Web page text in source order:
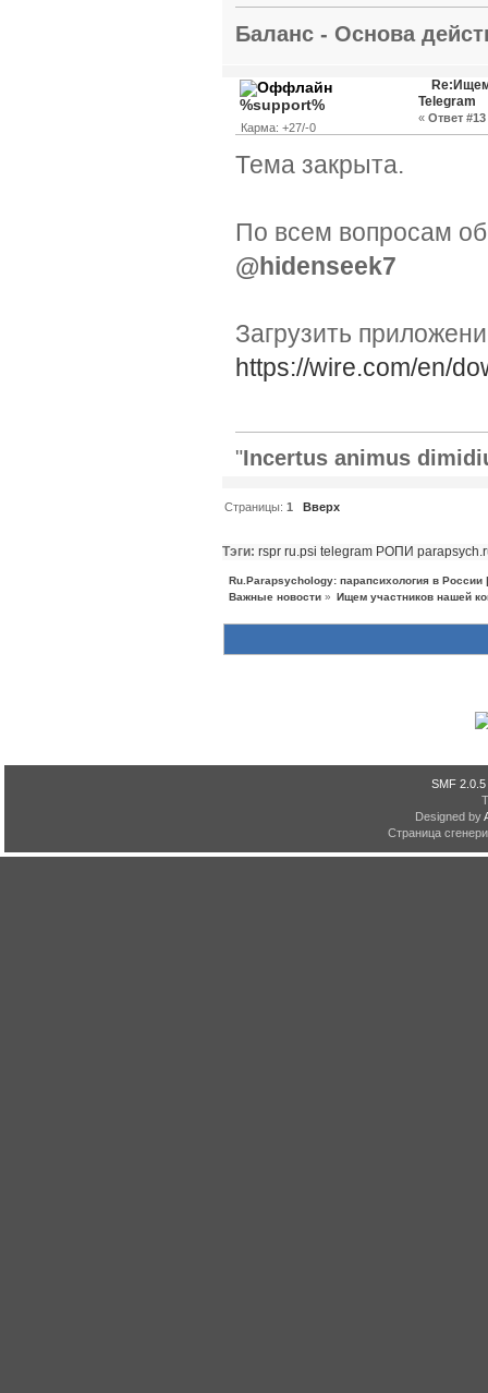
Баланс - Основа
%support%
Карма: +27/-0
Telegram
« Ответ
Тема закрыта.
По всем вопросам
@hidenseek7
Загрузить
https://wire.com/en/
"Incertus animus
Страницы:1 Вверх
Тэги: rspr ru.psi telegram РОПИ
Ru.Parapsychology: парапсихология в
Важные новости » Ищем участников нашей
SMF 2.0.5
Designed by
Страница